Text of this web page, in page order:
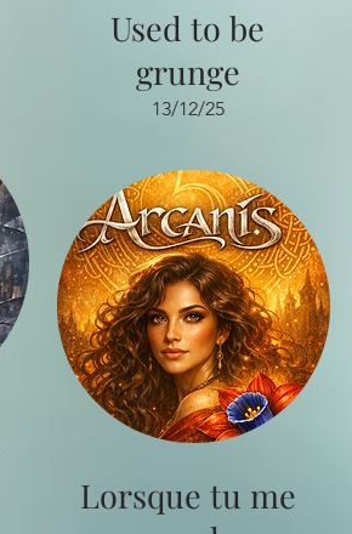
Used to be
grunge
13/12/25
Lorsque tu me